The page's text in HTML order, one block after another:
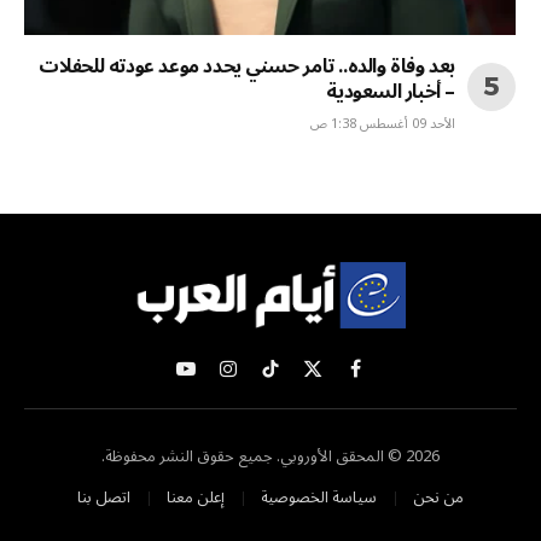
بعد وفاة والده.. تامر حسني يحدد موعد عودته للحفلات
– أخبار السعودية
الأحد 09 أغسطس 1:38 ص
فيسبوك
X
(Twitter)
تيكتوكالانستغراميوتيوب
2026 © المحقق الأوروبي. جميع حقوق النشر محفوظة.
من نحن
سياسة الخصوصية إعلن معنا اتصل بنا